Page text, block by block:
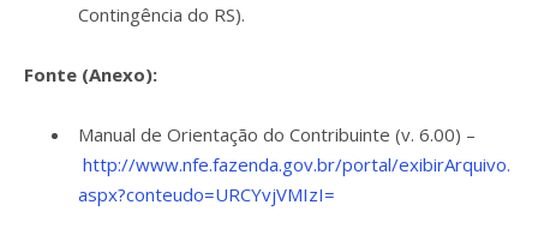
Contingência do RS).
Fonte (Anexo):
Manual de Orientação do Contribuinte (v. 6.00) –
http://www.nfe.fazenda.gov.br/portal/exibirArquivo.
aspx?conteudo=URCYvjVMIzI=